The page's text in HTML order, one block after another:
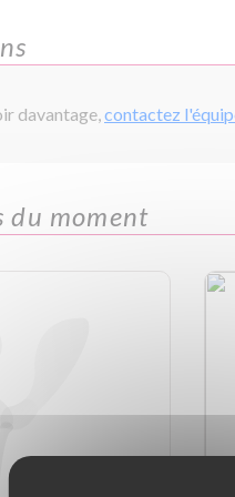
davantage,contactez
du moment